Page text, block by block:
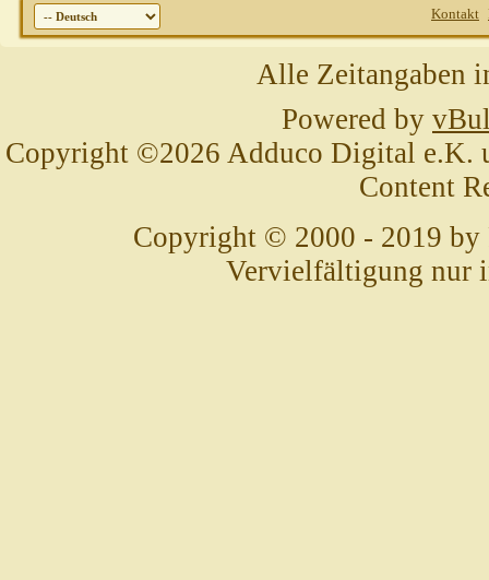
Kontakt
Alle Zeitangaben
Powered by
Copyright ©2026 Adduco Digital e.K.
Content
Copyright © 2000 - 2019 by
Vervielfältigung nur